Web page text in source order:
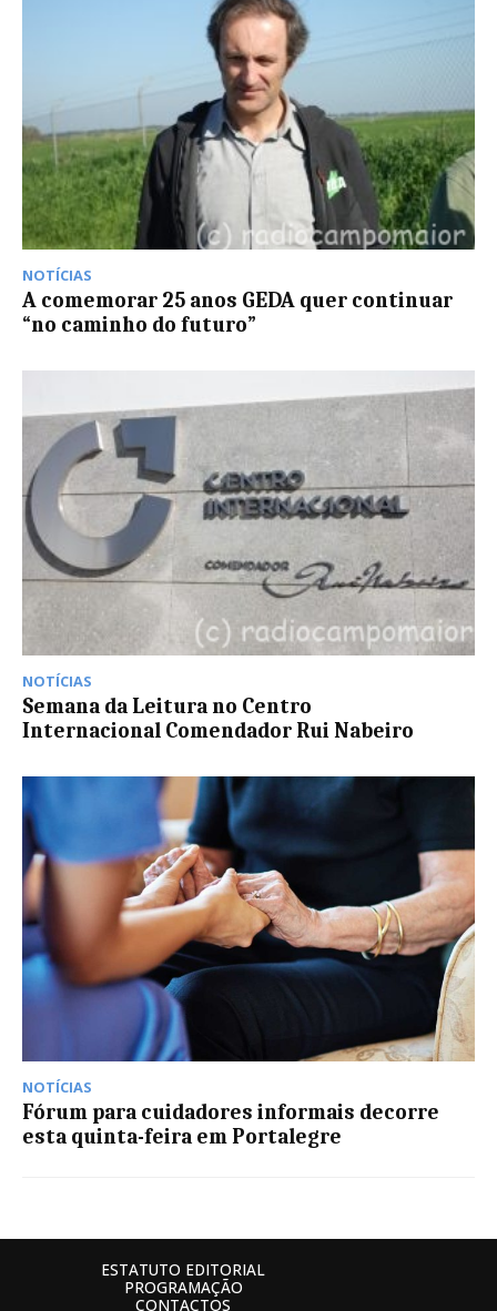
NOTÍCIAS
A comemorar 25 anos GEDA quer continuar
“no caminho do futuro”
NOTÍCIAS
Semana da Leitura no Centro
Internacional Comendador Rui Nabeiro
NOTÍCIAS
Fórum para cuidadores informais decorre
esta quinta-feira em Portalegre
ESTATUTO EDITORIAL
PROGRAMAÇÃO
CONTACTOS